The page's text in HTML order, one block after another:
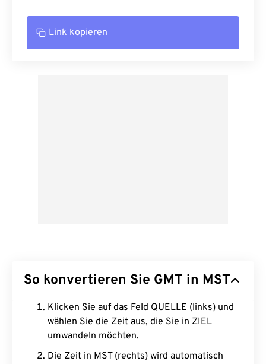
Link kopieren
So konvertieren Sie GMT in MST
Klicken Sie auf das Feld QUELLE (links) und
wählen Sie die Zeit aus, die Sie in ZIEL
umwandeln möchten.
Die Zeit in MST (rechts) wird automatisch